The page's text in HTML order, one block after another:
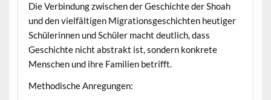
Die Verbindung zwischen der Geschichte der Shoah
und den vielfältigen Migrationsgeschichten heutiger
Schülerinnen und Schüler macht deutlich, dass
Geschichte nicht abstrakt ist, sondern konkrete
Menschen und ihre Familien betrifft.
Methodische Anregungen: